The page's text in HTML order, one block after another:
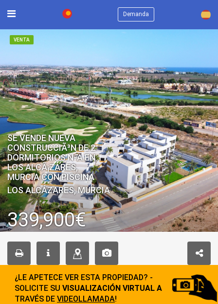
Demanda ×
VENTA
SE VENDE NUEVA
CONSTRUCCIÃ³N DE 2
DORMITORIOS N-A EN
LOS ALCÃ¡ZARES,
MURCIA CON PISCINA
LOS ALCÁZARES, MURCIA
339,900€
¿LE APETECE VER ESTA PROPIEDAD? -
SOLICITE SU VISUALIZACIÓN VIRTUAL A
TRAVÉS DE VIDEOLLAMADA!